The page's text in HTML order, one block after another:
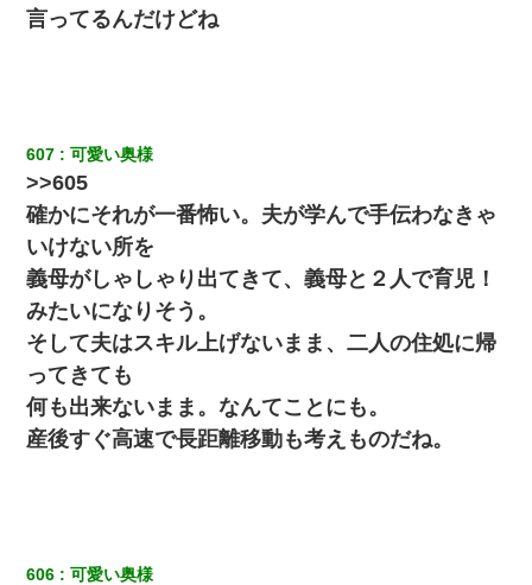
嫁の妹（26歳）がずっとウチに泊まりに来た結果→俺がヤバイｗ
彼女にプロポーズしてOK貰った俺、告げられた結婚条件にブチ切
れて無事婚約破棄・・・
元旦那から復縁要請。息子「最新型のiPhoneも買えない貧乏は嫌
だ、再婚して」私「なら父親と暮らせ」息子「やった＾＾」私
（もう手遅れだったんだな…）
【画像】女の子「お母さん！！私ようやくファッションモデルに
選ばれたの！絶対見に来てね！」→悲しい結果がこれ・・・
義兄嫁が義実家で「コロナ陽性だったからこのまま療養させて下
さい」と言い出してド修羅場になった
言ってるんだけどね
607 可愛い奥様
>>605
確かにそれが一番怖い。夫が学んで手伝わなきゃ
いけない所を
義母がしゃしゃり出てきて、義母と２人で育児！
みたいになりそう。
そして夫はスキル上げないまま、二人の住処に帰
ってきても
何も出来ないまま。なんてことにも。
産後すぐ高速で長距離移動も考えものだね。
606 可愛い奥様